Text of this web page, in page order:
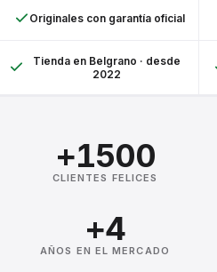
Originales con garantía oficial
Tienda en Belgrano · desde
2022
+1500
CLIENTES FELICES
+4
AÑOS EN EL MERCADO